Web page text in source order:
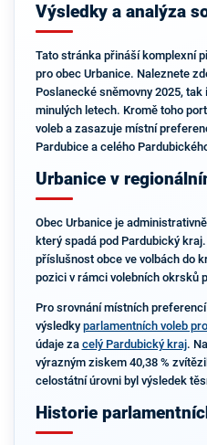
Výsledky a analýza
Tato stránka přináší komplexní
pro obec Urbanice. Naleznete
Poslanecké sněmovny 2025,
minulých letech. Kromě toho
voleb a zasazuje místní
Pardubice a celého
Urbanice v
Obec Urbanice je
který spadá pod Pardubický
příslušnost obce ve volbách do
pozici v rámci volebních okrsků
Pro srovnání místních
výsledky parlamentních voleb
údaje za celý Pardubický kraj.
výrazným ziskem 40,38 %
celostátní úrovni byl výsledek
Historie